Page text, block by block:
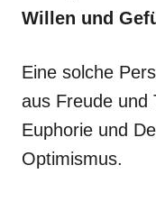
Willen und
Eine solche
aus Freude und
Euphorie und
Optimismus.